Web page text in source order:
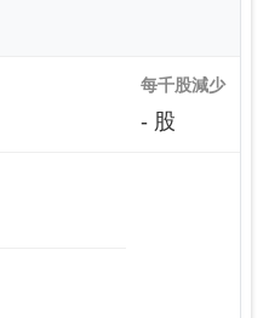
每千股減少
- 股